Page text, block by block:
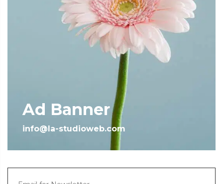
Ad Banner
info@la-studioweb.com